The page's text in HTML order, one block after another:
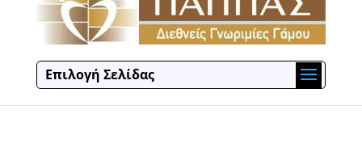
Επιλογή Σελίδας